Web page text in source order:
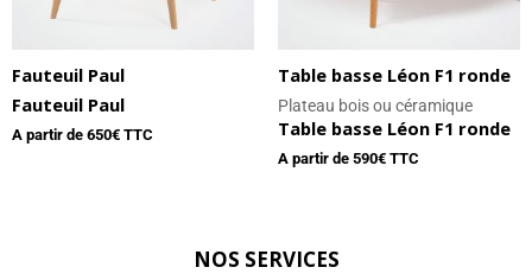
Fauteuil Paul
Fauteuil Paul
A partir de 650€ TTC
Table basse Léon F1 ronde
Plateau bois ou céramique
Table basse Léon F1 ronde
A partir de 590€ TTC
NOS SERVICES